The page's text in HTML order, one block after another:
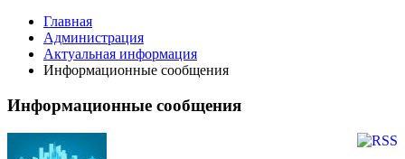
Главная
Администрация
Актуальная информация
Информационные сообщения
Информационные сообщения